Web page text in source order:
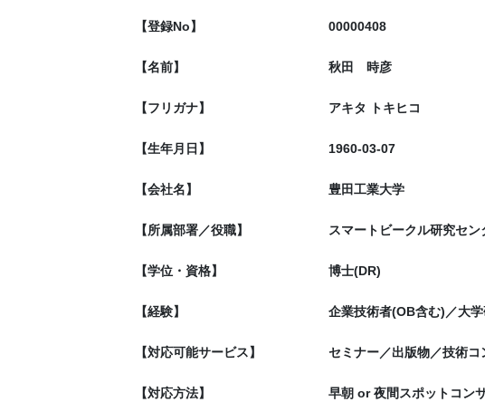
【登録No】 00000408
【名前】 秋田 時彦
【フリガナ】 アキタ トキヒコ
【生年月日】 1960-03-07
【会社名】 豊田工業大学
【所属部署／役職】 スマートビークル研究セ
【学位・資格】 博士(DR)
【経験】 企業技術者(OB含む)／大
【対応可能サービス】 セミナー／出版物／技術
【対応方法】 早朝 or 夜間スポットコン